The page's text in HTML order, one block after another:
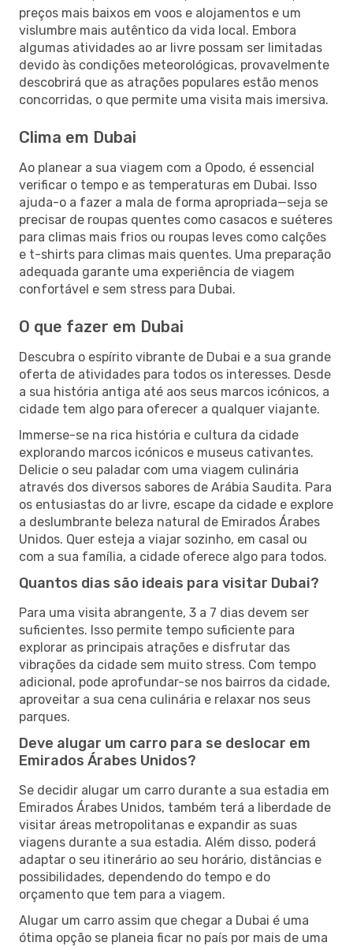
preços mais baixos em voos e alojamentos e um
vislumbre mais autêntico da vida local. Embora
algumas atividades ao ar livre possam ser limitadas
devido às condições meteorológicas, provavelmente
descobrirá que as atrações populares estão menos
concorridas, o que permite uma visita mais imersiva.
Clima em Dubai
Ao planear a sua viagem com a Opodo, é essencial
verificar o tempo e as temperaturas em Dubai. Isso
ajuda-o a fazer a mala de forma apropriada—seja se
precisar de roupas quentes como casacos e suéteres
para climas mais frios ou roupas leves como calções
e t-shirts para climas mais quentes. Uma preparação
adequada garante uma experiência de viagem
confortável e sem stress para Dubai.
O que fazer em Dubai
Descubra o espírito vibrante de Dubai e a sua grande
oferta de atividades para todos os interesses. Desde
a sua história antiga até aos seus marcos icónicos, a
cidade tem algo para oferecer a qualquer viajante.
Immerse-se na rica história e cultura da cidade
explorando marcos icónicos e museus cativantes.
Delicie o seu paladar com uma viagem culinária
através dos diversos sabores de Arábia Saudita. Para
os entusiastas do ar livre, escape da cidade e explore
a deslumbrante beleza natural de Emirados Árabes
Unidos. Quer esteja a viajar sozinho, em casal ou
com a sua família, a cidade oferece algo para todos.
Quantos dias são ideais para visitar Dubai?
Para uma visita abrangente, 3 a 7 dias devem ser
suficientes. Isso permite tempo suficiente para
explorar as principais atrações e disfrutar das
vibrações da cidade sem muito stress. Com tempo
adicional, pode aprofundar-se nos bairros da cidade,
aproveitar a sua cena culinária e relaxar nos seus
parques.
Deve alugar um carro para se deslocar em
Emirados Árabes Unidos?
Se decidir alugar um carro durante a sua estadia em
Emirados Árabes Unidos, também terá a liberdade de
visitar áreas metropolitanas e expandir as suas
viagens durante a sua estadia. Além disso, poderá
adaptar o seu itinerário ao seu horário, distâncias e
possibilidades, dependendo do tempo e do
orçamento que tem para a viagem.
Alugar um carro assim que chegar a Dubai é uma
ótima opção se planeia ficar no país por mais de uma